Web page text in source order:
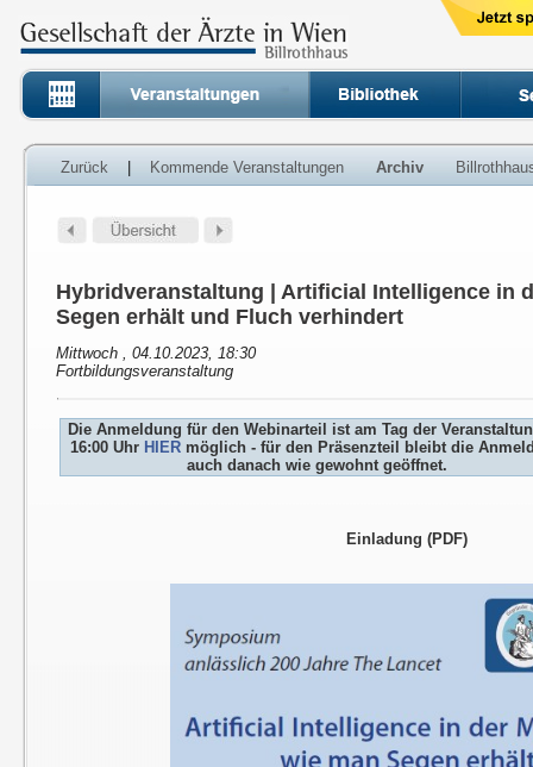
Zurück Kommende Veranstaltungen Archiv
Hybridveranstaltung | Artificial Intelligence in
Segen erhält und Fluch verhindert
Mittwoch , 04.10.2023, 18:30
Fortbildungsveranstaltung
Die Anmeldung für den Webinarteil ist am Tag der
16:00 Uhr HIER möglich - für den Präsenzteil bleibt die
auch danach wie gewohnt geöffnet.
Einladung (PDF)